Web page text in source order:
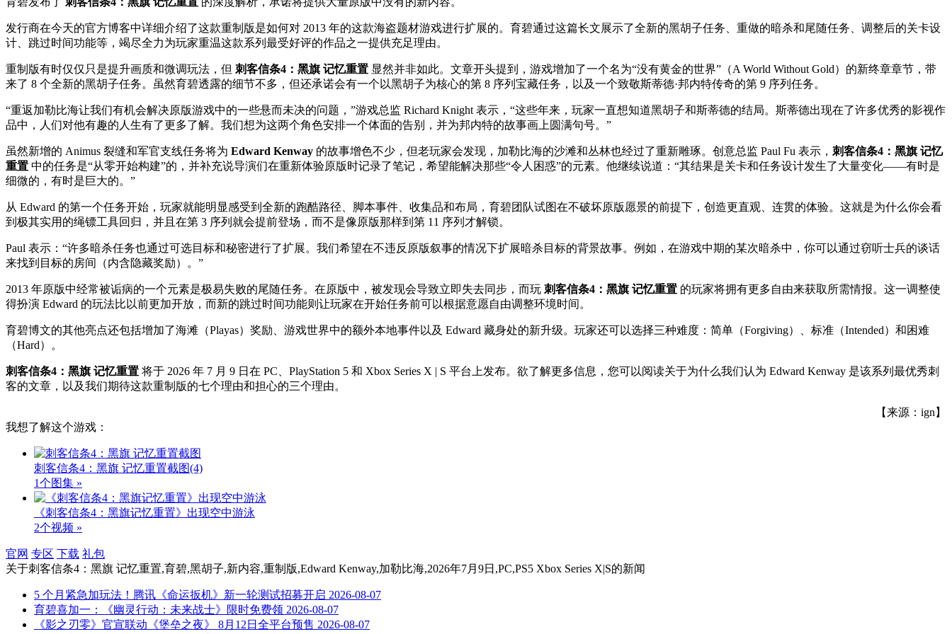
发行商在今天的官方博客中详细介绍了这款重制版是如何对 2013 年的这款海盗题材游戏进行扩展的。育碧通过这篇长文展示了全新的黑胡子任务、重做的暗杀和尾随任务、调整后的关卡设
计、跳过时间功能等，竭尽全力为玩家重温这款系列最受好评的作品之一提供充足理由。
重制版有时仅仅只是提升画质和微调玩法，但 刺客信条4：黑旗 记忆重置 显然并非如此。文章开头提到，游戏增加了一个名为“没有黄金的世界”（A World Without Gold）的新终章章节，带
来了 8 个全新的黑胡子任务。虽然育碧透露的细节不多，但还承诺会有一个以黑胡子为核心的第 8 序列宝藏任务，以及一个致敬斯蒂德·邦内特传奇的第 9 序列任务。
“重返加勒比海让我们有机会解决原版游戏中的一些悬而未决的问题，”游戏总监 Richard Knight 表示，“这些年来，玩家一直想知道黑胡子和斯蒂德的结局。斯蒂德出现在了许多优秀的影视作
品中，人们对他有趣的人生有了更多了解。我们想为这两个角色安排一个体面的告别，并为邦内特的故事画上圆满句号。”
虽然新增的 Animus 裂缝和军官支线任务将为 Edward Kenway 的故事增色不少，但老玩家会发现，加勒比海的沙滩和丛林也经过了重新雕琢。创意总监 Paul Fu 表示， 刺客信条4：黑旗 记忆
重置 中的任务是“从零开始构建”的，并补充说导演们在重新体验原版时记录了笔记，希望能解决那些“令人困惑”的元素。他继续说道：“其结果是关卡和任务设计发生了大量变化——有时是
细微的，有时是巨大的。”
从 Edward 的第一个任务开始，玩家就能明显感受到全新的跑酷路径、脚本事件、收集品和布局，育碧团队试图在不破坏原版愿景的前提下，创造更直观、连贯的体验。这就是为什么你会看
到极其实用的绳镖工具回归，并且在第 3 序列就会提前登场，而不是像原版那样到第 11 序列才解锁。
Paul 表示：“许多暗杀任务也通过可选目标和秘密进行了扩展。我们希望在不违反原版叙事的情况下扩展暗杀目标的背景故事。例如，在游戏中期的某次暗杀中，你可以通过窃听士兵的谈话
来找到目标的房间（内含隐藏奖励）。”
2013 年原版中经常被诟病的一个元素是极易失败的尾随任务。在原版中，被发现会导致立即失去同步，而玩 刺客信条4：黑旗 记忆重置 的玩家将拥有更多自由来获取所需情报。这一调整使
得扮演 Edward 的玩法比以前更加开放，而新的跳过时间功能则让玩家在开始任务前可以根据意愿自由调整环境时间。
育碧博文的其他亮点还包括增加了海滩（Playas）奖励、游戏世界中的额外本地事件以及 Edward 藏身处的新升级。玩家还可以选择三种难度：简单（Forgiving）、标准（Intended）和困难
（Hard）。
刺客信条4：黑旗 记忆重置 将于 2026 年 7 月 9 日在 PC、PlayStation 5 和 Xbox Series X | S 平台上发布。欲了解更多信息，您可以阅读关于为什么我们认为 Edward Kenway 是该系列最优秀刺
客的文章，以及我们期待这款重制版的七个理由和担心的三个理由。
【来源：ign】
我想了解这个游戏：
刺客信条4：黑旗 记忆重置截图(4)
1个图集 »
《刺客信条4：黑旗记忆重置》出现空中游泳
2个视频 »
官网 专区 下载 礼包
关于刺客信条4：黑旗 记忆重置,育碧,黑胡子,新内容,重制版,Edward Kenway,加勒比海,2026年7月9日,PC,PS5 Xbox Series X|S的新闻
5 个月紧急加玩法！腾讯《命运扳机》新一轮测试招募开启 2026-08-07
育碧喜加一：《幽灵行动：未来战士》限时免费领 2026-08-07
《影之刃零》官宣联动《堡垒之夜》 8月12日全平台预售 2026-08-07